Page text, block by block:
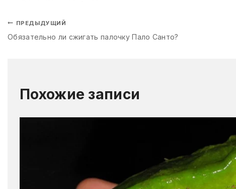
ПРЕДЫДУЩИЙ
Обязательно ли сжигать палочку Пало Санто?
Похожие записи